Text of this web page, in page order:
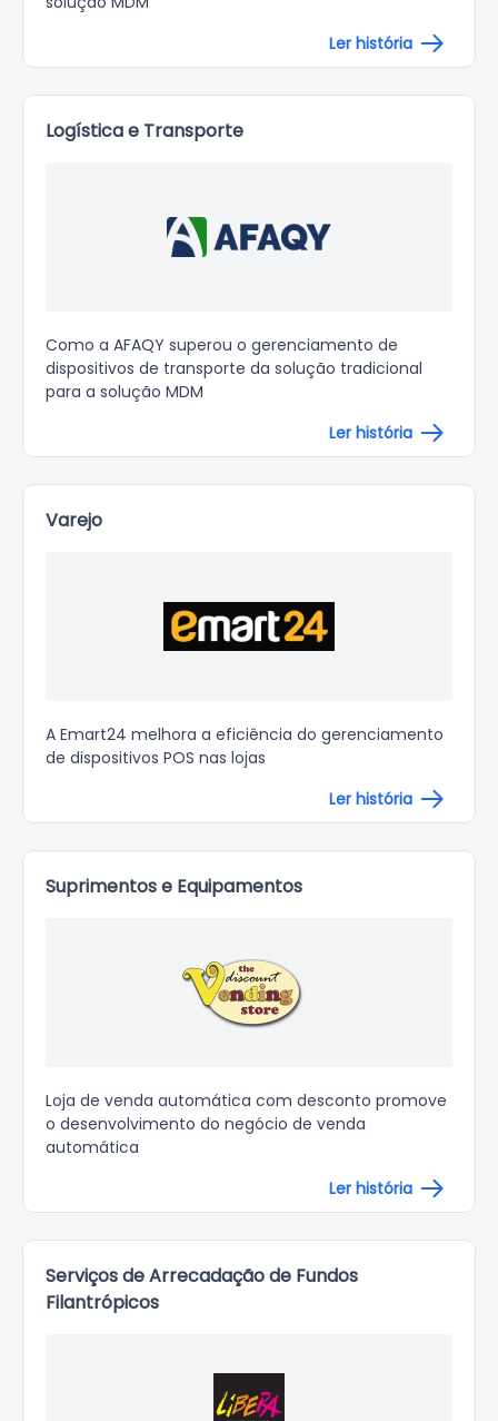
Ler história
Logística e Transporte
Como a AFAQY superou o gerenciamento de
dispositivos de transporte da solução tradicional
para a solução MDM
Ler história
Varejo
A Emart24 melhora a eficiência do gerenciamento
de dispositivos POS nas lojas
Ler história
Suprimentos e Equipamentos
Loja de venda automática com desconto promove
o desenvolvimento do negócio de venda
automática
Ler história
Serviços de Arrecadação de Fundos
Filantrópicos